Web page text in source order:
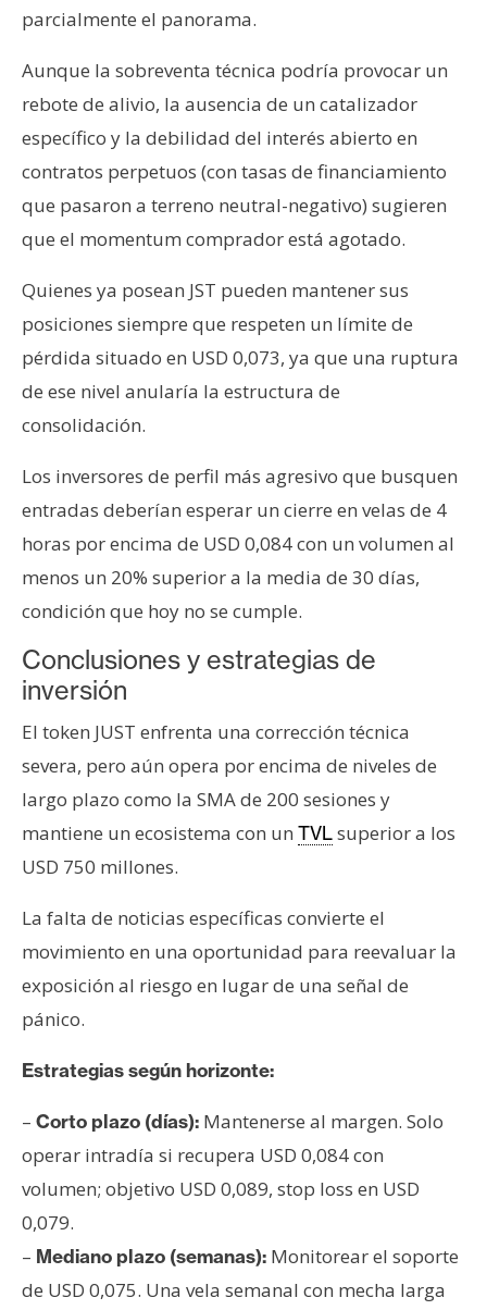
parcialmente el panorama.
Aunque la sobreventa técnica podría provocar un
rebote de alivio, la ausencia de un catalizador
específico y la debilidad del interés abierto en
contratos perpetuos (con tasas de financiamiento
que pasaron a terreno neutral-negativo) sugieren
que el momentum comprador está agotado.
Quienes ya posean JST pueden mantener sus
posiciones siempre que respeten un límite de
pérdida situado en USD 0,073, ya que una ruptura
de ese nivel anularía la estructura de
consolidación.
Los inversores de perfil más agresivo que busquen
entradas deberían esperar un cierre en velas de 4
horas por encima de USD 0,084 con un volumen al
menos un 20% superior a la media de 30 días,
condición que hoy no se cumple.
Conclusiones y estrategias de
inversión
El token JUST enfrenta una corrección técnica
severa, pero aún opera por encima de niveles de
largo plazo como la SMA de 200 sesiones y
mantiene un ecosistema con un TVLsuperior a los
USD 750 millones.
La falta de noticias específicas convierte el
movimiento en una oportunidad para reevaluar la
exposición al riesgo en lugar de una señal de
pánico.
Estrategias según horizonte:
– Corto plazo (días): Mantenerse al margen. Solo
operar intradía si recupera USD 0,084 con
volumen; objetivo USD 0,089, stop loss en USD
0,079.
– Mediano plazo (semanas): Monitorear el soporte
de USD 0,075. Una vela semanal con mecha larga